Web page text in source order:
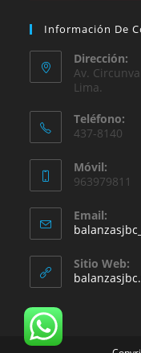
Información De
Dirección:
Av.
Lima.
Teléfono:
437-8140
Móvil:
963979811
Email:
Sitio Web: